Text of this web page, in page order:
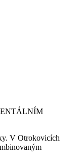
V Otrokovicích